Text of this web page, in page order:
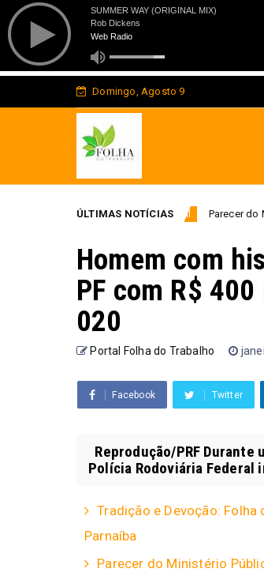
Domingo, Agosto 9
ÚLTIMAS NOTÍCIAS
Parecer do Ministério Público abre
Homem com
PF com R$
020
Portal Folha do Trabalho
Facebook Twitter
Reprodução/PRF
Polícia Rodoviária Federal
Tradição e Devoção: Folha
Parnaíba
Parecer do Ministério